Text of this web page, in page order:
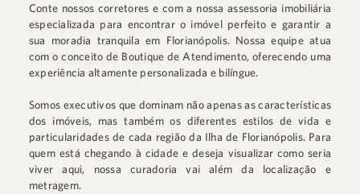
Conte nossos corretores e com a nossa assessoria imobiliária
especializada para encontrar o imóvel perfeito e garantir a
sua moradia tranquila em Florianópolis. Nossa equipe atua
com o conceito de Boutique de Atendimento, oferecendo uma
experiência altamente personalizada e bilíngue.
Somos executivos que dominam não apenas as características
dos imóveis, mas também os diferentes estilos de vida e
particularidades de cada região da Ilha de Florianópolis. Para
quem está chegando à cidade e deseja visualizar como seria
viver aqui, nossa curadoria vai além da localização e
metragem.